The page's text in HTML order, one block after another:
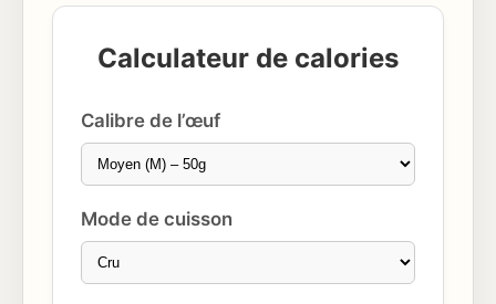
Calculateur de calories
Calibre de l’œuf
Mode de cuisson